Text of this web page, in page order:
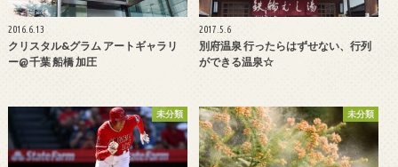
2016.6.13
クリスタル&グラム アートギャラリ
ー@ 千葉 船橋 加圧
2017.5.6
別府温泉 行ったらはずせない、行列
ができる温泉☆
未分類 未分類